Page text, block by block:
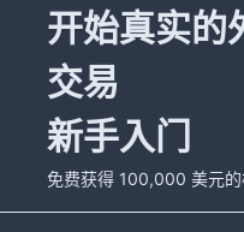
开始真实的
交易
新手入门
免费获得 100,000 美元